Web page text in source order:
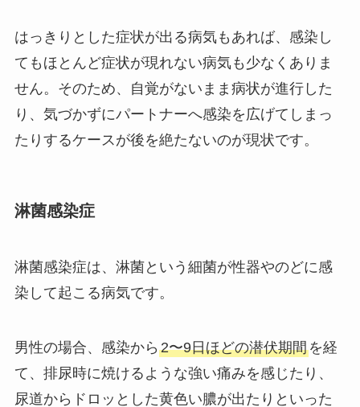
はっきりとした症状が出る病気もあれば、感染し
てもほとんど症状が現れない病気も少なくありま
せん。そのため、自覚がないまま病状が進行した
り、気づかずにパートナーへ感染を広げてしまっ
たりするケースが後を絶たないのが現状です。
淋菌感染症
淋菌感染症は、淋菌という細菌が性器やのどに感
染して起こる病気です。
男性の場合、感染から 2〜9日ほどの潜伏期間を経
て、排尿時に焼けるような強い痛みを感じたり、
尿道からドロッとした黄色い膿が出たりといった